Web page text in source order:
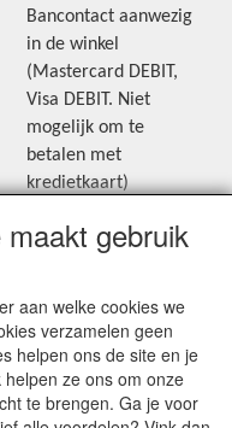
Bancontact aanwezig
in de winkel
(Mastercard DEBIT,
Visa DEBIT. Niet
mogelijk om te
betalen met
kredietkaart)
hoogte van de laatste
gebruik
aan welke cookies we
verzamelen geen
helpen ons de site en je
ze ons om onze
te brengen. Ga je voor